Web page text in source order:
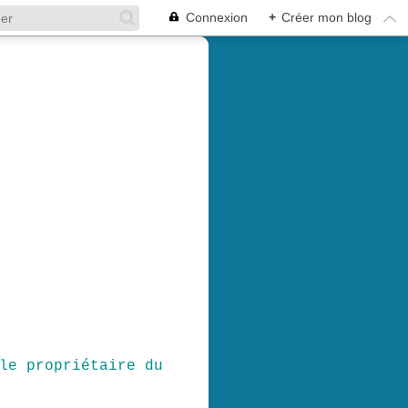
Connexion + Créer mon blog
propriétaire du